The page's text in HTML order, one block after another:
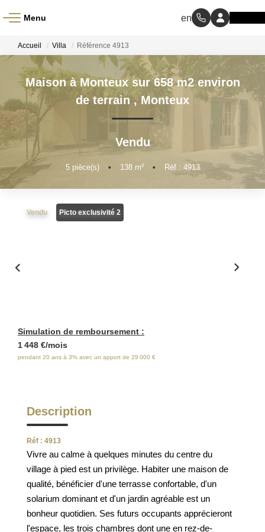
Menu
À VENDRE
À LOUER
NOS MÉTIERS
Transaction
Gestion Locative
NOS AVIS CLIENTS CERTIFIÉS
NOS ACTUALITÉS
POLITIQUE DE CONFIDENTIALITÉ
Accueil Villa Référence 4913
Maison à Monteux sur 658 m2 environ
de terrain, Monteux
Vendu
5pièce(s) • 138m² • Réf : 4913
Vendu Picto exclusivité 2
Simulation de remboursement :
1 448 €/mois
pendant 20 ans à 3% avec un apport de 29 000 €
Description
Réf : 4913
Vivre au calme à quelques minutes du centre du
village à pied est un privilège. Habiter une maison de
qualité, bénéficier d'une terrasse confortable, d'un
solarium dominant et d'un jardin agréable est un
bonheur quotidien. Ses futurs occupants apprécieront
l'espace, les trois chambres dont une en rez-de-